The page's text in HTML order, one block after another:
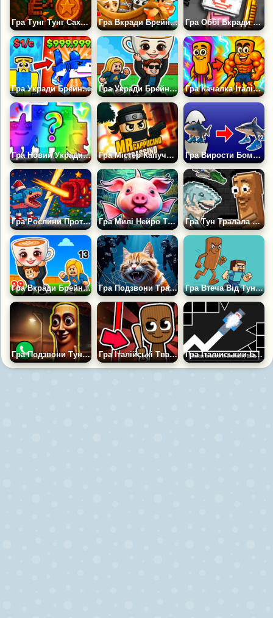
Гра Тунг Тунг Сахур Клікер Гра Вкради Брейнрот Тайкун 3D Гра Оббі Вкради Брейнрот Плейграунд
Гра Укради Брейнрот Оригінал 3Д Гра Укради Брейнрот Онлайн З Справжніми Гравцями Гра Качалка Італійського Брейнрота Тобі Сюди
Гра Новий Укради Брейнрот Супер Клікер Еволюція Гра Містер Капучино Ассасіно Гра Вирости Бомбардиро Крокодило, Тралалеро, Бобіріто
Гра Рослини Проти Брейнротів. Роббі Гра Милі Нейро Тварини: Знайди Свою Пару Гра Тун Тралала Плейграунд: Італійська Мем Пісочниця
Гра Вкради Брейнрот Арена Гра Подзвони Тралалело Тралалело Тралала, Но ля Поліц Гра Втеча Від Тунг Тунг Тунг Сахура
Гра Подзвони Тунг-тунг Сахур Прямо Зараз Гра Італійські Тварини: Створи Свого Спрунка Гра Італійський Брейнрот в Геометрії Даш